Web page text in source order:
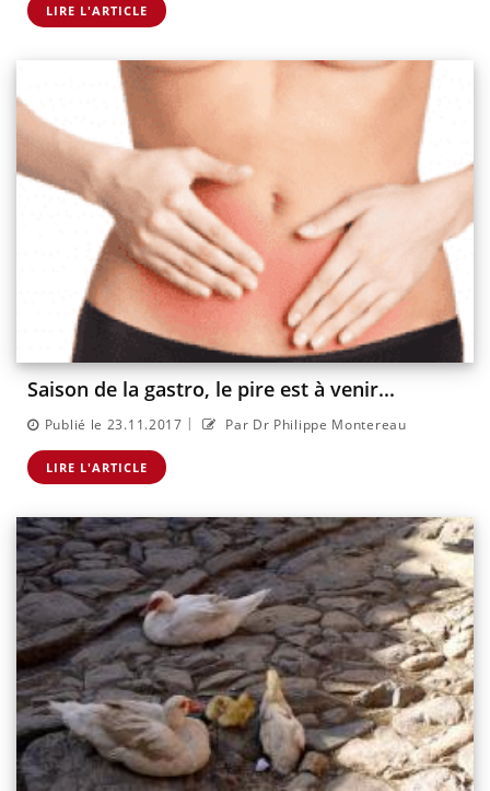
LIRE L'ARTICLE
Saison de la gastro, le pire est à venir...
Publié le 23.11.2017 | Par Dr Philippe Montereau
LIRE L'ARTICLE